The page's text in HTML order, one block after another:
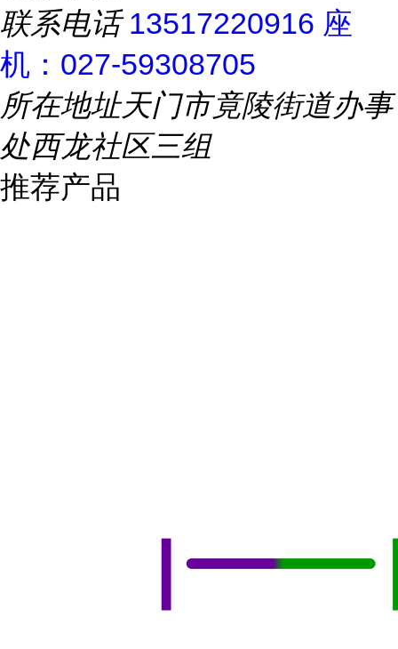
联系电话13517220916 座
机：027-59308705
所在地址天门市竟陵街道办事
处西龙社区三组
推荐产品